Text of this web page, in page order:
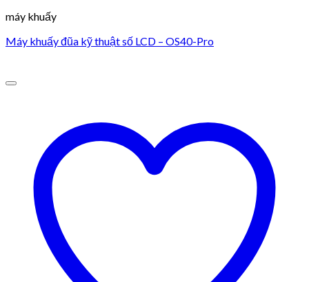
máy khuấy
Máy khuấy đũa kỹ thuật số LCD – OS40-Pro